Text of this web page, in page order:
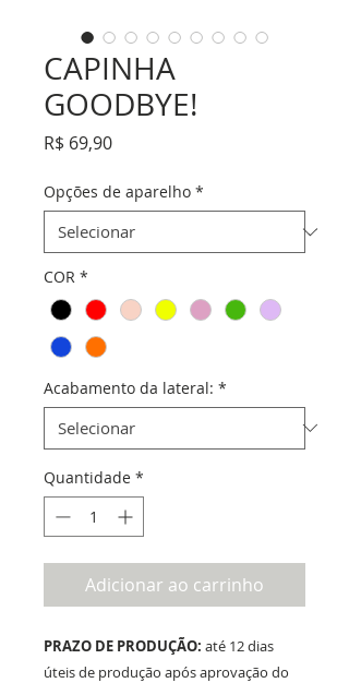
CAPINHA
GOODBYE!
R$ 69,90Preço
Opções de aparelho *
COR *
Acabamento da lateral: *
Quantidade *
Adicionar ao carrinho
PRAZO DE PRODUÇÃO: até 12 dias
úteis de produção após aprovação do